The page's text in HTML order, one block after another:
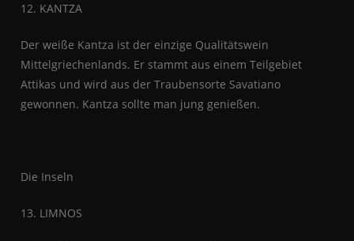
12. KANTZA
Der weiße Kantza ist der einzige Qualitätswein
Mittelgriechenlands. Er stammt aus einem Teilgebiet
Attikas und wird aus der Traubensorte Savatiano
gewonnen. Kantza sollte man jung genießen.
Die Inseln
13. LIMNOS